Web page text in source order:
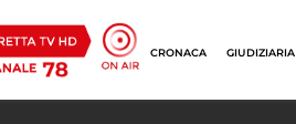
CRONACA GIUDIZIARIA